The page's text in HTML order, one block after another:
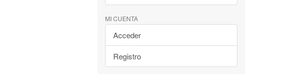
MI CUENTA
Acceder
Registro